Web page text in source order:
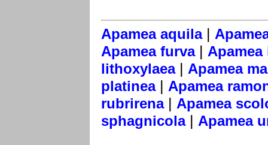
Apamea aquila|
Apamea furva|
lithoxylaea| Apamea
platinea| Apamea
rubrirena| Apamea
sphagnicola| Apamea